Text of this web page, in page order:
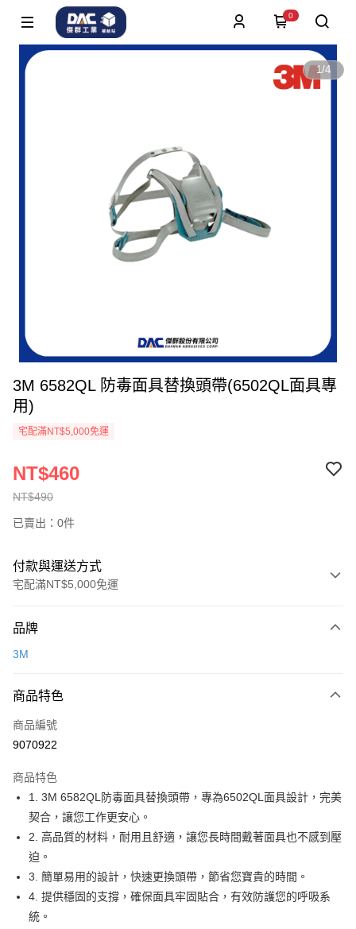
0
1/4
3M 6582QL 防毒面具替換頭帶(6502QL面具專
用)
宅配滿NT$5,000免運
NT$490
NT$460
已賣出：0件
付款與運送方式
宅配滿NT$5,000免運
信用卡一次付款
LINE Pay
Apple Pay
運送方式
全家取貨付款
每筆NT$60
付款後全家取貨
每筆NT$60
7-11取貨付款
品牌
3M
商品特色
商品編號
9070922
商品特色
1. 3M 6582QL防毒面具替換頭帶，專為6502QL面具設計，完美
契合，讓您工作更安心。
2. 高品質的材料，耐用且舒適，讓您長時間戴著面具也不感到壓
迫。
3. 簡單易用的設計，快速更換頭帶，節省您寶貴的時間。
4. 提供穩固的支撐，確保面具牢固貼合，有效防護您的呼吸系
統。